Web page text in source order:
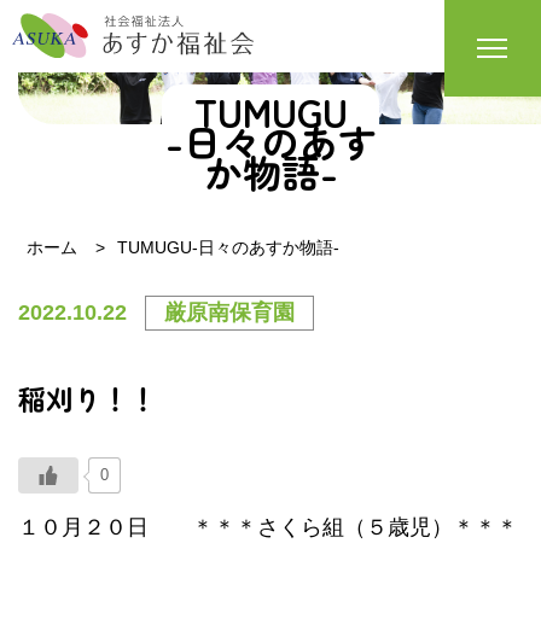
TUMUGU
-日々のあす
か物語-
ホーム TUMUGU-日々のあすか物語-
2022.10.22 厳原南保育園
稲刈り！！
0
１０月２０日 ＊＊＊さくら組（５歳児）＊＊＊